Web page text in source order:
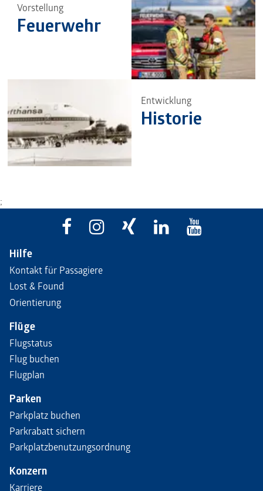
Vorstellung
Feuerwehr
Entwicklung
Historie
;
Hilfe
Kontakt für Passagiere
Lost & Found
Orientierung
Flüge
Flugstatus
Flug buchen
Flugplan
Parken
Parkplatz buchen
Parkrabatt sichern
Parkplatzbenutzungsordnung
Konzern
Karriere